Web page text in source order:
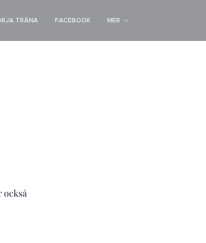
TRÄNA FACEBOOK MER
också